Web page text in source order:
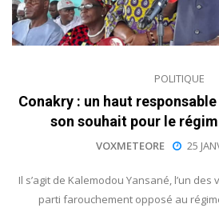
POLITIQUE
Conakry : un haut responsable
son souhait pour le
VOXMETEORE 25
Il s’agit de Kalemodou Yansané, l’un des
parti farouchement opposé au